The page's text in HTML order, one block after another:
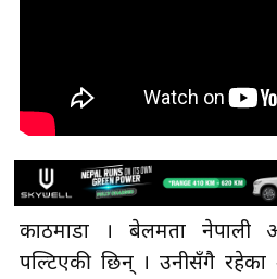
काठमाडौँ । बेलमता नेपाली
पल्टिएकी छिन् । उनीसँगै